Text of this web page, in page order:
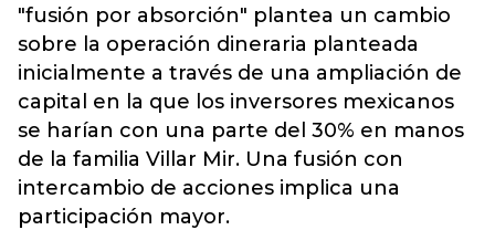
"fusión por absorción" plantea un cambio
sobre la operación dineraria planteada
inicialmente a través de una ampliación de
capital en la que los inversores mexicanos
se harían con una parte del 30% en manos
de la familia Villar Mir. Una fusión con
intercambio de acciones implica una
participación mayor.